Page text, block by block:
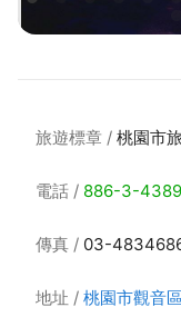
旅遊標章 桃園市
電話 886-3-
傳真 03-
地址 桃園市觀音